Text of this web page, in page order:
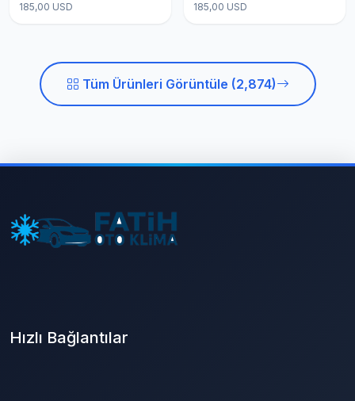
185,00 USD 185,00 USD
Tüm Ürünleri Görüntüle (2,874)
Hızlı Bağlantılar